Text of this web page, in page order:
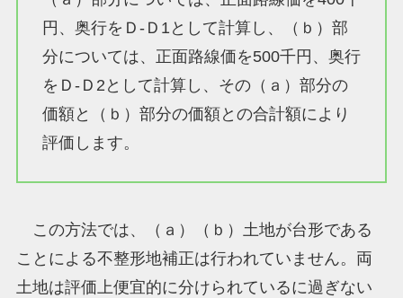
円、奥行をＤ-Ｄ1として計算し、（ｂ）部
分については、正面路線価を500千円、奥行
をＤ-Ｄ2として計算し、その（ａ）部分の
価額と（ｂ）部分の価額との合計額により
評価します。
この方法では、（ａ）（ｂ）土地が台形である
ことによる不整形地補正は行われていません。両
土地は評価上便宜的に分けられているに過ぎない